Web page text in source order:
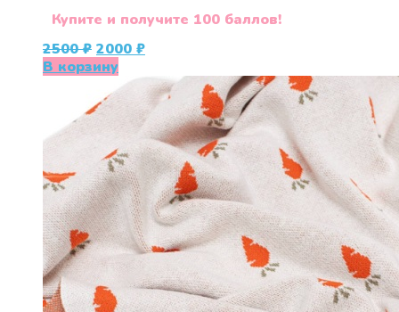
Купите и получите 100 баллов!
2500₽ Первоначальная
цена
составляла
2500 ₽.
2000 ₽Текущая
2000 ₽.
В корзину